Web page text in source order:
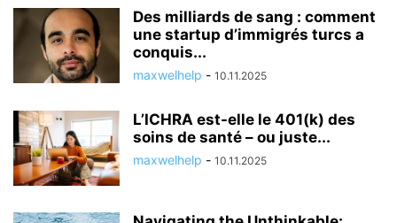
Des milliards de sang : comment
une startup d’immigrés turcs a
conquis...
maxwelhelp - 10.11.2025
L’ICHRA est-elle le 401(k) des
soins de santé – ou juste...
maxwelhelp - 10.11.2025